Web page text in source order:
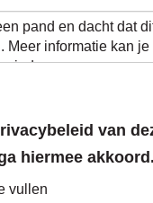
van
hiermee akkoord.
vullen